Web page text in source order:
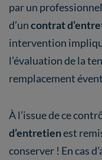
par un
d’uncontrat
intervention
l’évaluation de la
remplacement
À l’issue de ce
d’entretienest
conserver ! En cas